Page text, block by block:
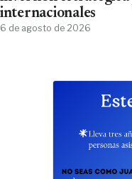
internacionales
6 de agosto de 2026